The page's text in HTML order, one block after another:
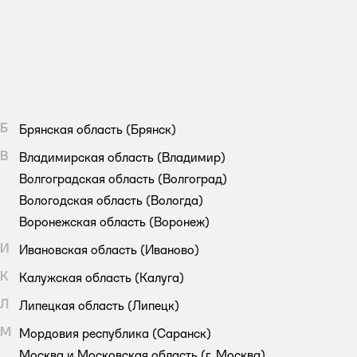
Б Брянская область (Брянск)
В
Владимирская область (Владимир)
Волгоградская область (Волгоград)
Вологодская область (Вологда)
Воронежская область (Воронеж)
И
Ивановская область (Иваново)
К
Калужская область (Калуга)
Л
Липецкая область (Липецк)
М
Мордовия республика (Саранск)